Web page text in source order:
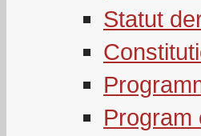
Statut
Program